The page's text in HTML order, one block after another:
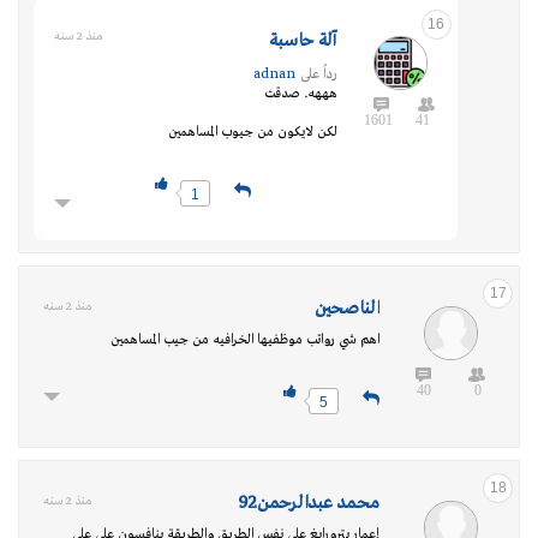
16
41
1601
آلة حاسبة منذ 2 سنه
رداً على adnan
هههه. صدقت
لكن لايكون من جيوب المساهمين
1
17
0
40
الناصحين منذ 2 سنه
اهم شي رواتب موظفيها الخرافيه من جيب المساهمين
5
18
محمد عبدالرحمن92 منذ 2 سنه
إعمار بترورابغ على نفس الطريق والطريقة ينافسون على علي